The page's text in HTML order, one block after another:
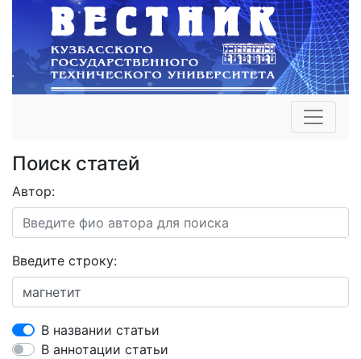
Поиск статей
Автор:
Введите строку:
В названии статьи
В аннотации статьи